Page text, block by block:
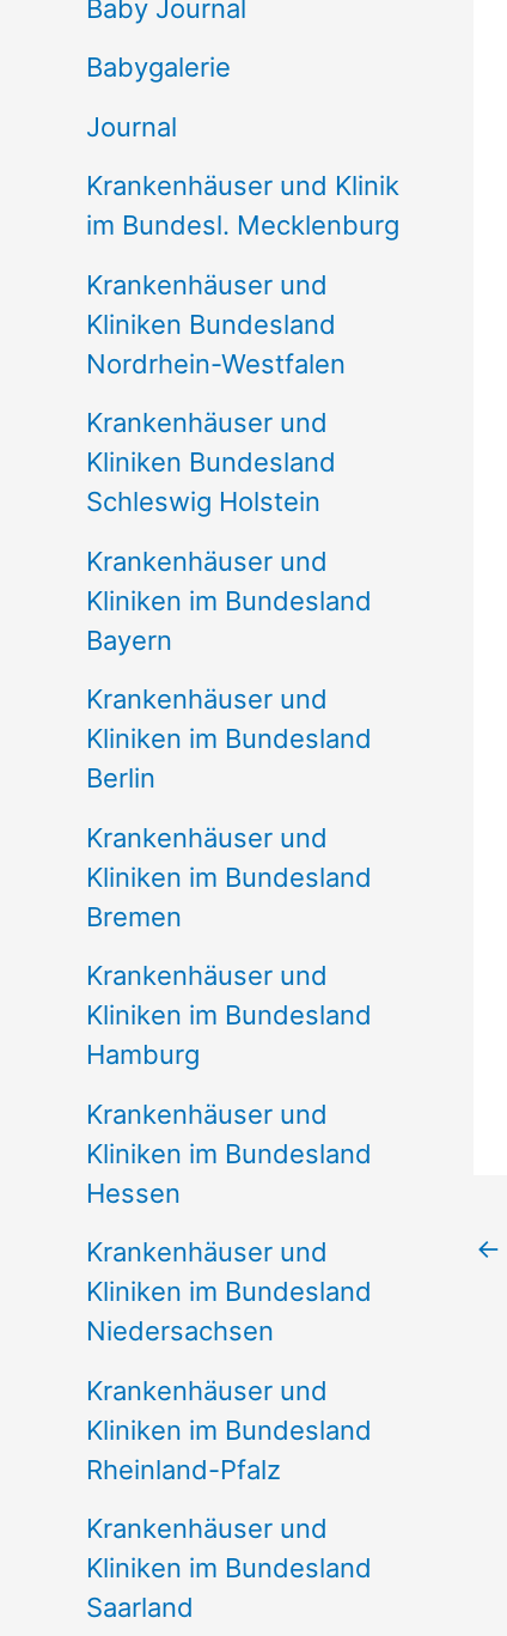
n
n
c
h
:
Baby Journal
Babygalerie
Journal
Krankenhäuser und Klinik
im Bundesl. Mecklenburg
Krankenhäuser und
Kliniken Bundesland
Nordrhein-Westfalen
Krankenhäuser und
Kliniken Bundesland
Schleswig Holstein
Krankenhäuser und
Kliniken im Bundesland
Bayern
Krankenhäuser und
Kliniken im Bundesland
Berlin
Krankenhäuser und
Kliniken im Bundesland
Bremen
Krankenhäuser und
Kliniken im Bundesland
Hamburg
Krankenhäuser und
Kliniken im Bundesland
Hessen
Krankenhäuser und
Kliniken im Bundesland
Niedersachsen
Krankenhäuser und
Kliniken im Bundesland
Rheinland-Pfalz
Krankenhäuser und
Kliniken im Bundesland
Saarland
←